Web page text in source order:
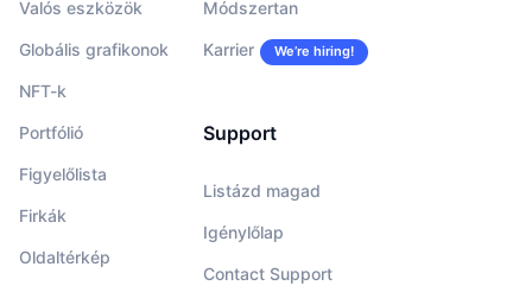
Valós eszközök
Globális grafikonok
NFT-k
Portfólió
Figyelőlista
Firkák
Oldaltérkép
Módszertan
Karrier We’re hiring!
Support
Listázd magad
Igénylőlap
Contact Support